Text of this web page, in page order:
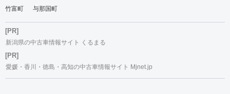
竹富町
与那国町
[PR]
新潟県の中古車情報サイト くるまる
[PR]
愛媛・香川・徳島・高知の中古車情報サイト Mjnet.jp